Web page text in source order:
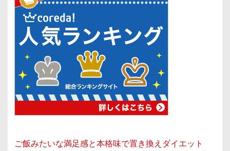
ご飯みたいな満足感と本格味で置き換えダイエット